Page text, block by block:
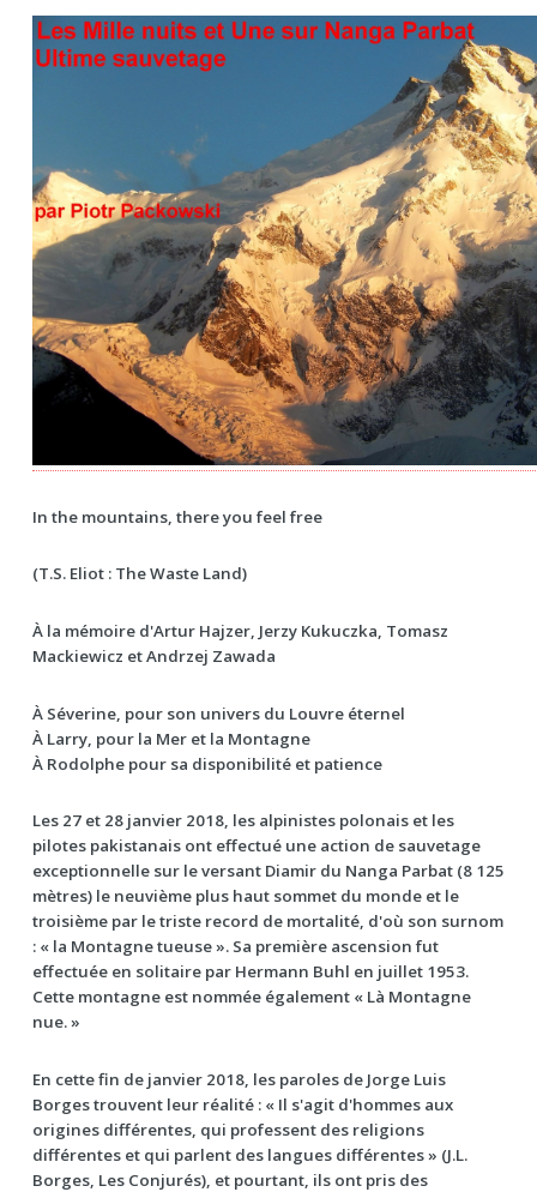
In the mountains, there you feel free
(T.S. Eliot : The Waste Land)
À la mémoire d'Artur Hajzer, Jerzy Kukuczka, Tomasz
Mackiewicz et Andrzej Zawada
À Séverine, pour son univers du Louvre éternel
À Larry, pour la Mer et la Montagne
À Rodolphe pour sa disponibilité et patience
Les 27 et 28 janvier 2018, les alpinistes polonais et les
pilotes pakistanais ont effectué une action de sauvetage
exceptionnelle sur le versant Diamir du Nanga Parbat (8 125
mètres) le neuvième plus haut sommet du monde et le
troisième par le triste record de mortalité, d'où son surnom
: « la Montagne tueuse ». Sa première ascension fut
effectuée en solitaire par Hermann Buhl en juillet 1953.
Cette montagne est nommée également « Là Montagne
nue. »
En cette fin de janvier 2018, les paroles de Jorge Luis
Borges trouvent leur réalité : « Il s'agit d'hommes aux
origines différentes, qui professent des religions
différentes et qui parlent des langues différentes » (J.L.
Borges, Les Conjurés), et pourtant, ils ont pris des